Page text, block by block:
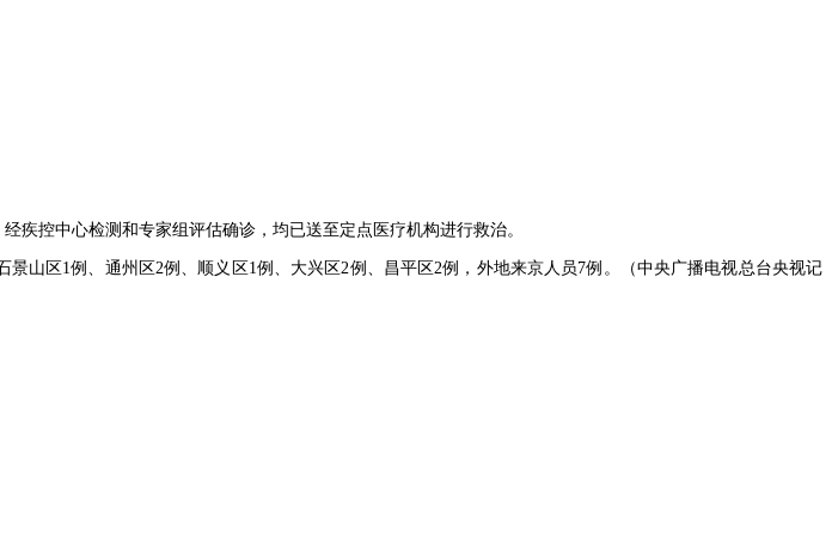
疾控中心检测和专家组评估确诊，均已送至定点医疗机构进行救治。
山区1例、通州区2例、顺义区1例、大兴区2例、昌平区2例，外地来京人员7例。（中央广播电视总台央视记